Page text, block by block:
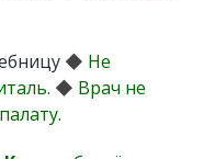
◆ Не
◆ Врач не